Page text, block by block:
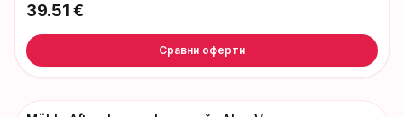
39.51 €
Сравни оферти